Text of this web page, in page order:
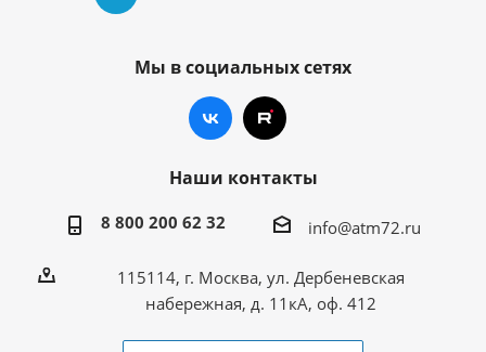
Мы в социальных сетях
Наши контакты
8 800 200 62 32 info@atm72.ru
115114, г. Москва, ул. Дербеневская
набережная, д. 11кА, оф. 412